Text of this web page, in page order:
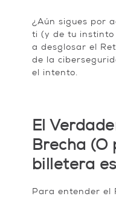
¿Aún sigues por
ti (y de tu instinto
a desglosar el
de la
el intento.
El
Brecha (O
billetera
Para entender el